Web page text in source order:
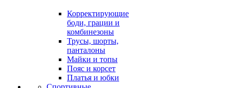
Корректирующие
боди, грации и
комбинезоны
Трусы, шорты,
панталоны
Майки и топы
Пояс и корсет
Платья и юбки